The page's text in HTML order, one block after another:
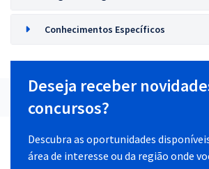
Conhecimentos Específicos
Deseja receber
concursos?
Descubra as oportunidades
área de interesse ou da região onde